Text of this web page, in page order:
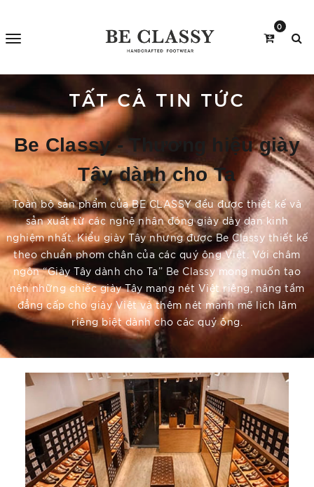
0
TẤT CẢ TIN TỨC
Be Classy - Thương hiệu giày
Tây dành cho Ta
Toàn bộ sản phẩm của BE CLASSY đều được thiết kế và
sản xuất từ các nghệ nhân đóng giày dày dạn kinh
nghiệm nhất. Kiểu giày Tây nhưng được Be Classy thiết kế
theo chuẩn phom chân của các quý ông Việt. Với châm
ngôn “Giày Tây dành cho Ta” Be Classy mong muốn tạo
nên những chiếc giày Tây mang nét Việt riêng, nâng tầm
đẳng cấp cho giày Việt và thêm nét mạnh mẽ lịch lãm
riêng biệt dành cho các quý ông.